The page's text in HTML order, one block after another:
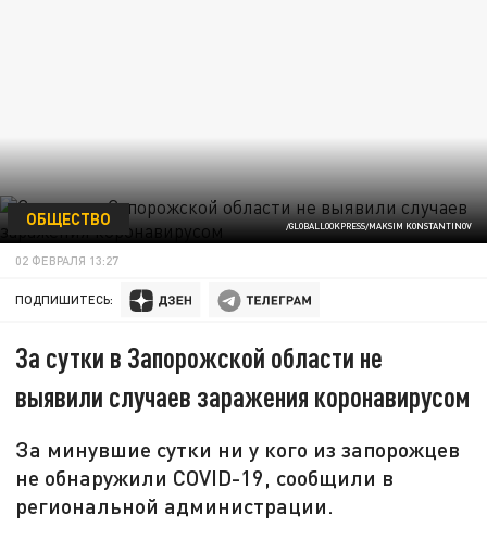
/GLOBALLOOKPRESS/MAKSIM KONSTANTINOV
ОБЩЕСТВО
02 ФЕВРАЛЯ 13:27
ПОДПИШИТЕСЬ:
За сутки в Запорожской области не
выявили случаев заражения коронавирусом
За минувшие сутки ни у кого из запорожцев
не обнаружили COVID-19, сообщили в
региональной администрации.